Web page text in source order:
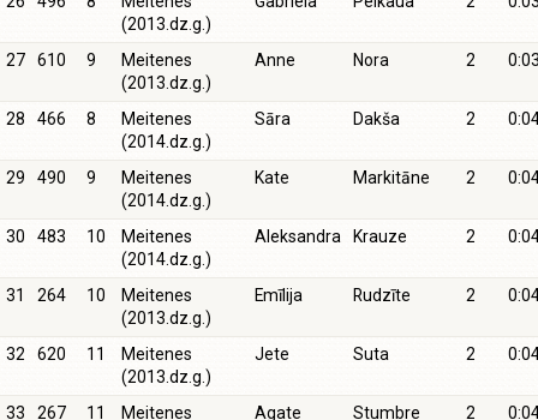
(2013.dz.g.)
27 610 9
Meitenes
(2013.dz.g.)
Anne Nora 2
28 466 8
Meitenes
(2014.dz.g.)
Sāra Dakša 2
29 490 9
Meitenes
(2014.dz.g.)
Kate Markitāne 2
30 483 10
Meitenes
(2014.dz.g.)
Aleksandra Krauze 2
31 264 10
Meitenes
(2013.dz.g.)
Emīlija Rudzīte 2
32 620 11
Meitenes
(2013.dz.g.)
Jete Suta 2
33 267 11
Meitenes
Agate Stumbre 2